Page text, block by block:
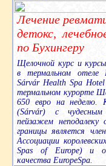
Лечение
детокс,
по Бухингеру
Щелочной курс и курсы
в термальном отеле
Sárvár Health Spa
термальном курорте
650 евро на неделю.
(Sárvár) с чудесным
пейзажем неподалеку
границы является
Ассоциации
Spas of Europe) и
качества EuropeSpa.